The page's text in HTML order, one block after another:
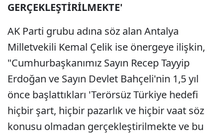
GERÇEKLEŞTİRİLMEKTE'
AK Parti grubu adına söz alan Antalya
Milletvekili Kemal Çelik ise önergeye ilişkin,
"Cumhurbaşkanımız Sayın Recep Tayyip
Erdoğan ve Sayın Devlet Bahçeli'nin 1,5 yıl
önce başlattıkları 'Terörsüz Türkiye hedefi
hiçbir şart, hiçbir pazarlık ve hiçbir vaat söz
konusu olmadan gerçekleştirilmekte ve bu